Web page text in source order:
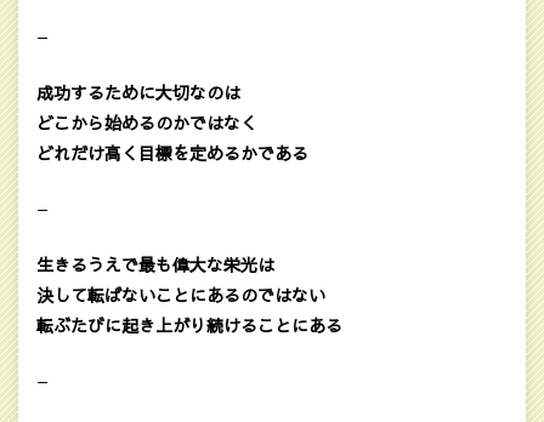
—
成功するために大切なのは
どこから始めるのかではなく
どれだけ高く目標を定めるかである
—
生きるうえで最も偉大な栄光は
決して転ばないことにあるのではない
転ぶたびに起き上がり続けることにある
—